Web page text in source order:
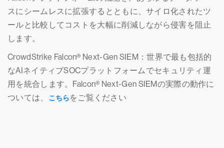
スにシームレスに拡張するとともに、サイロ化されたツ
ールと比較してコストを大幅に削減しながら侵害を阻止
します。
CrowdStrike Falcon® Next-Gen SIEM：世界で最も包括的
なAIネイティブSOCプラットフォームでセキュリティ運
用を統合します。Falcon® Next-Gen SIEMの実際の動作に
ついては、
こちらをご覧ください